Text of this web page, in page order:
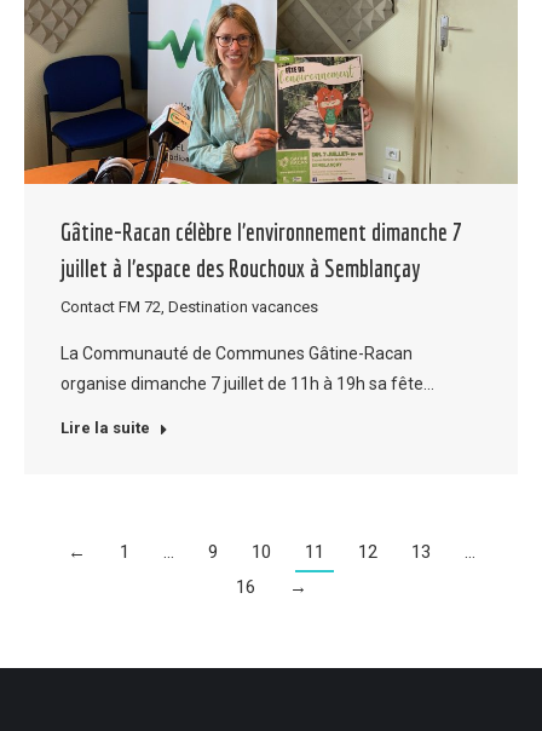
Gâtine-Racan célèbre l’environnement dimanche 7
juillet à l’espace des Rouchoux à Semblançay
Contact FM 72 Destination vacances
La Communauté de Communes Gâtine-Racan
organise dimanche 7 juillet de 11h à 19h sa fête…
Lire la suite
← 1 … 9 10 11 12 13
…
16
→